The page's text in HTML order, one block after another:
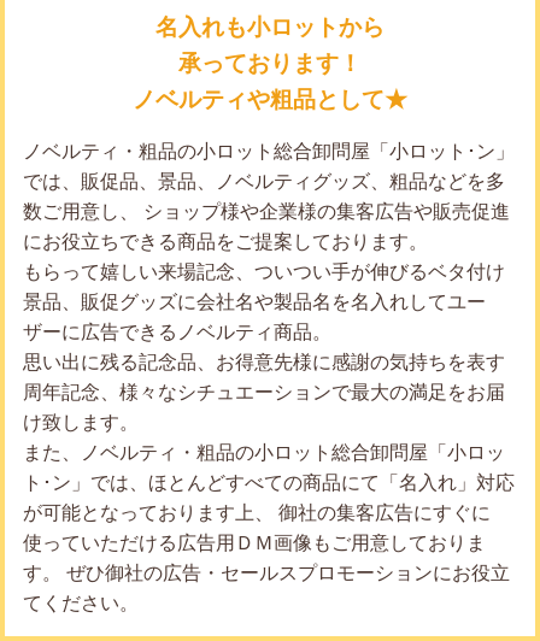
名入れも小ロットから
承っております！
ノベルティや粗品として★
ノベルティ・粗品の小ロット総合卸問屋「小ロット･ン」
では、販促品、景品、ノベルティグッズ、粗品などを多
数ご用意し、 ショップ様や企業様の集客広告や販売促進
にお役立ちできる商品をご提案しております。
もらって嬉しい来場記念、ついつい手が伸びるベタ付け
景品、販促グッズに会社名や製品名を名入れしてユー
ザーに広告できるノベルティ商品。
思い出に残る記念品、お得意先様に感謝の気持ちを表す
周年記念、様々なシチュエーションで最大の満足をお届
け致します。
また、ノベルティ・粗品の小ロット総合卸問屋「小ロッ
ト･ン」では、ほとんどすべての商品にて「名入れ」対応
が可能となっております上、 御社の集客広告にすぐに
使っていただける広告用ＤＭ画像もご用意しておりま
す。 ぜひ御社の広告・セールスプロモーションにお役立
てください。